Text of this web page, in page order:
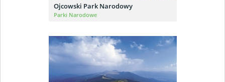
Ojcowski Park Narodowy
Parki Narodowe